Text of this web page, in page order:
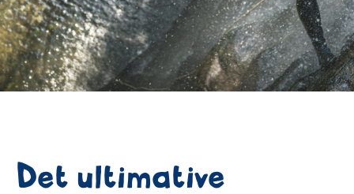
Det ultimative